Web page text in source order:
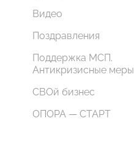
Видео
Поздравления
Поддержка МСП.
Антикризисные меры
СВОй бизнес
ОПОРА — СТАРТ